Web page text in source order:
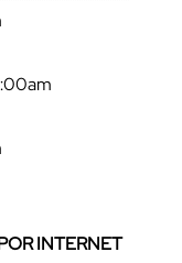
INTERNET